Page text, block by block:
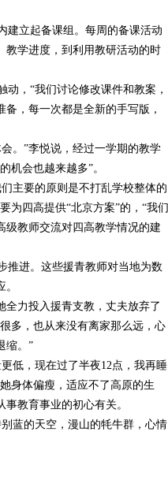
立起备课组。每周的备课活动
教学进度，到利用教研活动的时
，“我们讨论修改课件和教案，
，每一次都是全新的手写版，
。”李悦说，经过一学期的教学
机会也越来越多”。
主要的原则是不打乱学校整体的
为四高提供“北京方案”的，“我们
级教师交流对四高教学情况的建
进。这些援青教师对当地为数
力投入援青支教，丈夫放弃了
多，也从来没有离家那么远，心
缩。”
低，现在过了半夜12点，我再睡
身体偏瘦，适应不了高原的生
教育事业的初心有关。
蓝的天空，漫山的牦牛群，心情